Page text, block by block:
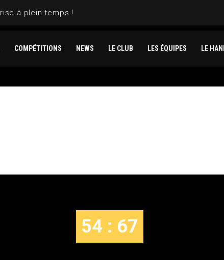
à plein temps !
COMPÉTITIONS NEWS LE CLUB LES ÉQUIPES LE
54 : 67